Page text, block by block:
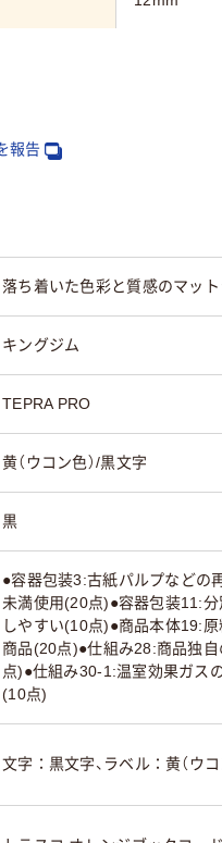
報告
落ち着いた色彩と質感のマット
キングジム
TEPRA PRO
黄（ウコン色）/黒文字
黒
●容器包装3:古紙パルプなどの
未満使用(20点)●容器包装11:分
しやすい(10点)●商品本体19:
商品(20点)●仕組み28:商品独
点)●仕組み30-1:温室効果ガス
(10点)
文字：黒文字、ラベル：黄（ウコ